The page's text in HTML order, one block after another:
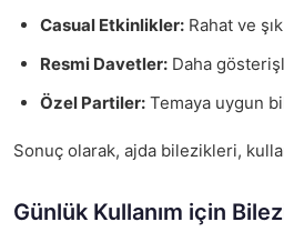
Casual Etkinlikler: Rahat ve
Resmi Davetler: Daha
Özel Partiler: Temaya uygun
Sonuç olarak, ajda bilezikleri,
Günlük Kullanım için